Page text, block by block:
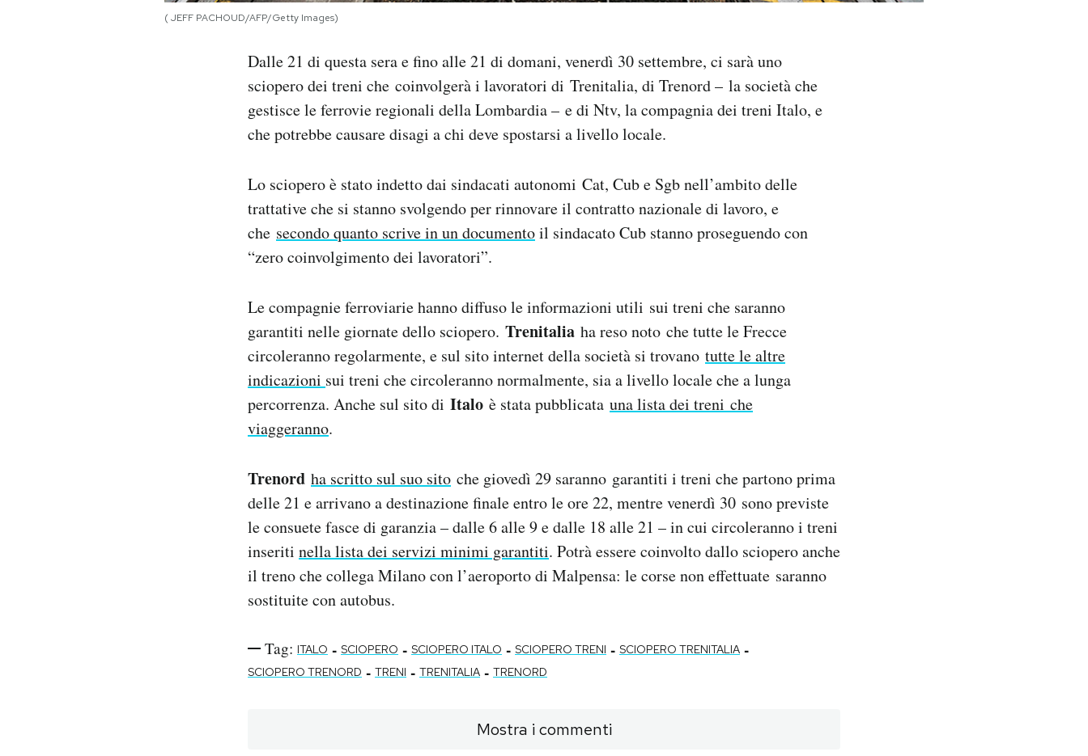
( JEFF PACHOUD/AFP/Getty Images)
Dalle 21 di questa sera e fino alle 21 di domani, venerdì 30 settembre, ci sarà uno
sciopero dei treni che coinvolgerà i lavoratori di Trenitalia, di Trenord – la società che
gestisce le ferrovie regionali della Lombardia – e di Ntv, la compagnia dei treni Italo, e
che potrebbe causare disagi a chi deve spostarsi a livello locale.
Lo sciopero è stato indetto dai sindacati autonomi Cat, Cub e Sgb nell’ambito delle
trattative che si stanno svolgendo per rinnovare il contratto nazionale di lavoro, e
che secondo quanto scrive in un documentoil sindacato Cub stanno proseguendo con
“zero coinvolgimento dei lavoratori”.
Le compagnie ferroviarie hanno diffuso le informazioni utili sui treni che saranno
garantiti nelle giornate dello sciopero. Trenitalia ha reso noto che tutte le Frecce
circoleranno regolarmente, e sul sito internet della società si trovano tutte le altre
indicazioni sui treni che circoleranno normalmente, sia a livello locale che a lunga
percorrenza. Anche sul sito di Italo è stata pubblicata una lista dei treni che
viaggeranno.
Trenord ha scritto sul suo sito che giovedì 29 saranno garantiti i treni che partono prima
delle 21 e arrivano a destinazione finale entro le ore 22, mentre venerdì 30 sono previste
le consuete fasce di garanzia – dalle 6 alle 9 e dalle 18 alle 21 – in cui circoleranno i treni
inseriti nella lista dei servizi minimi garantiti. Potrà essere coinvolto dallo sciopero anche
il treno che collega Milano con l’aeroporto di Malpensa: le corse non effettuate saranno
sostituite con autobus.
Tag: ITALO - SCIOPERO - SCIOPERO ITALO - SCIOPERO TRENI - SCIOPERO TRENITALIA -
SCIOPERO TRENORD - TRENI - TRENITALIA - TRENORD
Mostra i commenti